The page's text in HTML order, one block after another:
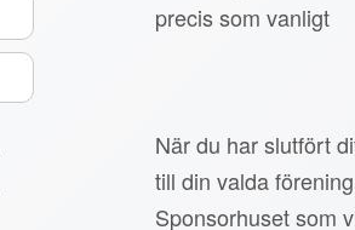
precis som vanligt
När du har slutfört
till din valda
Sponsorhuset som